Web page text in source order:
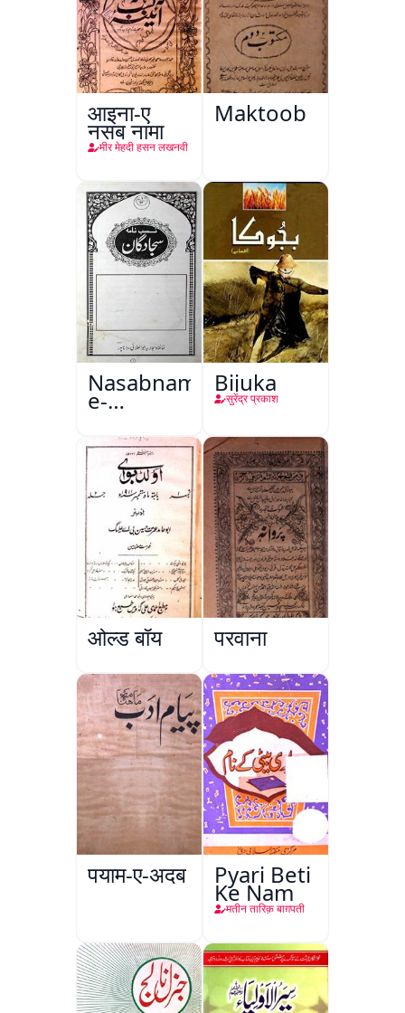
आइना-ए
नसब नामा
मीर मेहदी हसन लखनवी
Maktoob
Nasabnama-
e-
Sajjadgan
Bijuka
सुरेंद्र प्रकाश
ओल्ड बॉय परवाना
पयाम-ए-अदब Pyari Beti
Ke Nam
मतीन तारिक़ बाग़पती